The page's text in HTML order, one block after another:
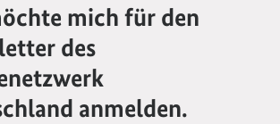
mich für den
des
anmelden.